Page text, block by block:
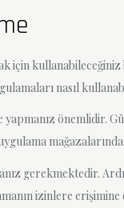
için
nasıl
önemlidir.
gerekmektedir.
izinlere